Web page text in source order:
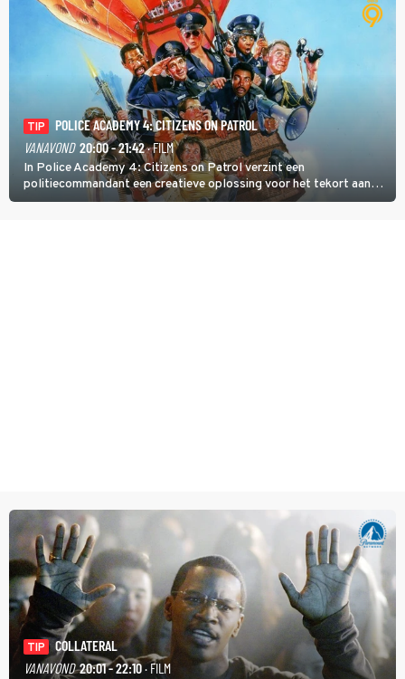
TIP
POLICE ACADEMY 4: CITIZENS ON PATROL
VANAVOND 20:00 - 21:42· FILM
In Police Academy 4: Citizens on Patrol verzint een
politiecommandant een creatieve oplossing voor het tekort aan
agenten.
TIP
COLLATERAL
VANAVOND 20:01 - 22:10· FILM